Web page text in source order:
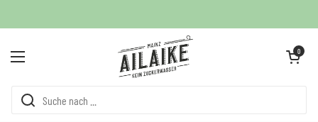
Menü öffnen
Warenkorb
0